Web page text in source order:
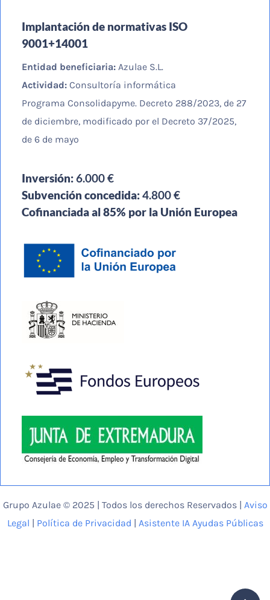
Implantación de normativas ISO
9001+14001
Entidad beneficiaria: Azulae S.L.
Actividad: Consultoría informática
Programa Consolidapyme. Decreto 288/2023, de 27
de diciembre, modificado por el Decreto 37/2025,
de 6 de mayo
Inversión:6.000 €
Subvención concedida:4.800 €
Cofinanciada al 85% por la Unión Europea
Grupo Azulae © 2025 | Todos los derechos Reservados | Aviso
Legal | Política de Privacidad | Asistente IA Ayudas Públicas